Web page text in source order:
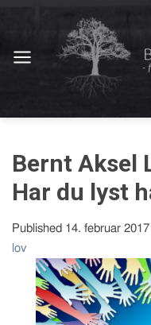
Bernt Aksel
Har du lyst
Published 14. februar 2017
lov